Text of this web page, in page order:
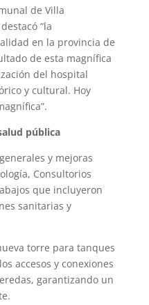
de Villa
“la
en la provincia de
de esta magnífica
del hospital
y cultural. Hoy
pública
y mejoras
Consultorios
que incluyeron
sanitarias y
torre para tanques
accesos y conexiones
garantizando un